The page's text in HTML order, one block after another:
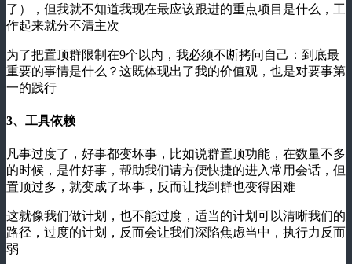
了），但我就不知道我现在最应该跟进的重点项目是什么，工
作起来就分不清主次
为了把置顶群限制在9个以内，我必须不断拷问自己：到底最
重要的事情是什么？这既体现出了我的价值观，也是对要事第
一的践行
3、工具依赖
凡事过度了，好事都变坏事，比如说群置顶功能，在数量不多
的时候，是件好事，帮助我们请方便快捷的进入常用会话，但
置顶过多，就变成了坏事，反而让找到群也变得困难
这就像我们做计划，也不能过度，适当的计划可以清晰我们的
路径，过度的计划，反而会让我们深陷焦虑当中，执行力反而
弱